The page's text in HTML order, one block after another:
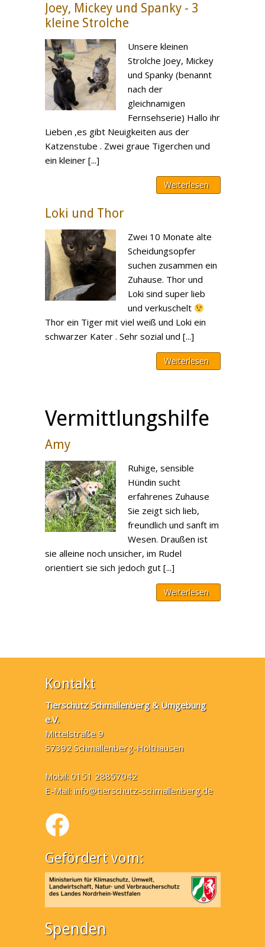
Joey, Mickey und Spanky - 3
kleine Strolche
Unsere kleinen
Strolche Joey, Mickey
und Spanky (benannt
nach der
gleichnamigen
Fernsehserie) Hallo ihr
Lieben ,es gibt Neuigkeiten aus der
Katzenstube . Zwei graue Tigerchen und
ein kleiner [...]
Weiterlesen
Loki und Thor
Zwei 10 Monate alte
Scheidungsopfer
suchen zusammen ein
Zuhause. Thor und
Loki sind super lieb
und verkuschelt
Thor ein Tiger mit viel weiß und Loki ein
schwarzer Kater . Sehr sozial und [...]
Weiterlesen
Vermittlungshilfe
Amy
Ruhige, sensible
Hündin sucht
erfahrenes Zuhause
Sie zeigt sich lieb,
freundlich und sanft im
Wesen. Draußen ist
sie alleine noch unsicher, im Rudel
orientiert sie sich jedoch gut [...]
Weiterlesen
Kontakt
Tierschutz Schmallenberg & Umgebung
e.V.
Mittelstraße 9
57392 Schmallenberg-Holthausen
Mobil: 0151 28857042
E-Mail:info@tierschutz-schmallenberg.de
Gefördert vom:
Spenden